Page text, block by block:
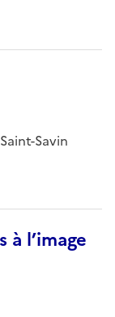
Savin
l’image